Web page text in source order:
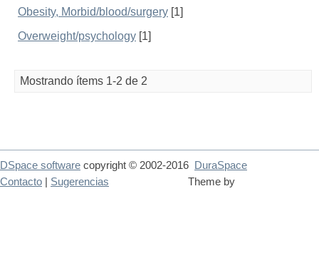
Obesity, Morbid/blood/surgery [1]
Overweight/psychology [1]
Mostrando ítems 1-2 de 2
DSpace software copyright © 2002-2016
DuraSpace
Theme by
Contacto Sugerencias